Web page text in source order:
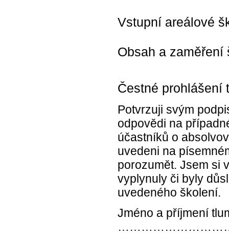
Vstupní areálové
Obsah a zaměření
Čestné prohlášení
Potvrzuji svým
odpovědi na
účastníků o
uvedeni na
porozumět. Jsem si
vyplynuly či byly
uvedeného školení.
Jméno a příjmení